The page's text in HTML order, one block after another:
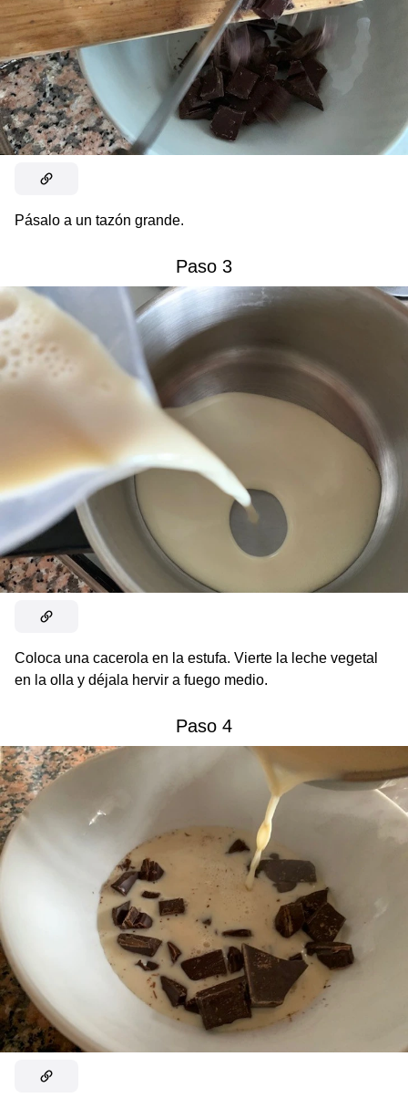
Pásalo a un tazón grande.
Paso 3
Coloca una cacerola en la estufa. Vierte la leche vegetal
en la olla y déjala hervir a fuego medio.
Paso 4